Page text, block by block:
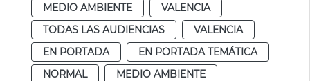
MEDIO AMBIENTE
VALENCIA
TODAS LAS AUDIENCIAS
VALENCIA
EN PORTADA
EN PORTADA TEMÁTICA
NORMAL
MEDIO AMBIENTE